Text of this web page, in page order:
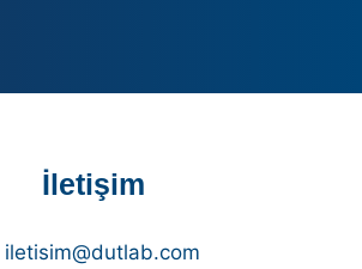
İletişim
iletisim@dutlab.com